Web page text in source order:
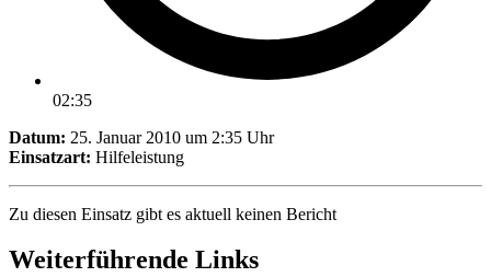
02:35
Datum: 25. Januar 2010 um 2:35 Uhr
Einsatzart: Hilfeleistung
Zu diesen Einsatz gibt es aktuell keinen Bericht
Weiterführende Links